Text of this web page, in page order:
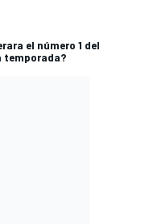
el número 1 del
temporada?